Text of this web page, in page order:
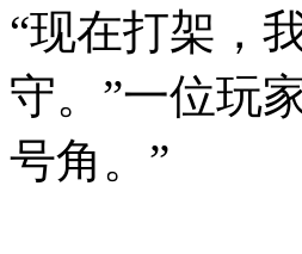
“现在打架，
守。”一位玩
号角。”